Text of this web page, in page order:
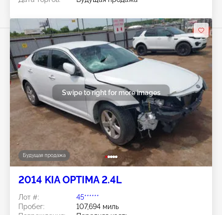
Будущая продажа
Swipe to right for more images
2014 KIA OPTIMA 2.4L
Лот #:
45******
Пробег:
107,694 миль